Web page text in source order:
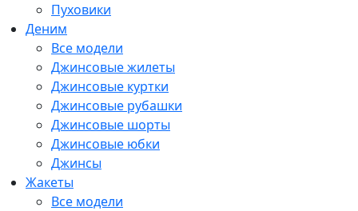
Пуховики
Деним
Все модели
Джинсовые жилеты
Джинсовые куртки
Джинсовые рубашки
Джинсовые шорты
Джинсовые юбки
Джинсы
Жакеты
Все модели